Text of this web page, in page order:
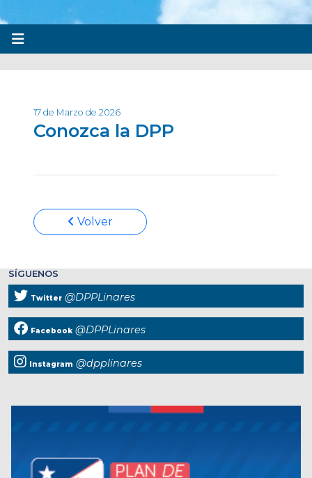
17 de Marzo de 2026
Conozca la DPP
Volver
SÍGUENOS
Twitter @DPPLinares
Facebook @DPPLinares
Instagram @dpplinares